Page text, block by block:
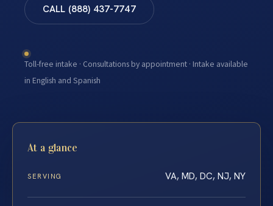
CALL (888) 437-7747
Toll-free intake · Consultations by appointment · Intake available
in English and Spanish
At a glance
SERVING VA, MD, DC, NJ, NY